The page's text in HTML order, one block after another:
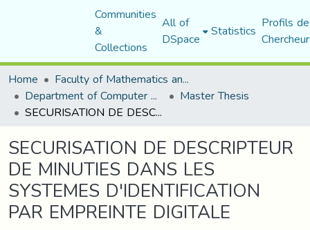
Communities
&
Collections
All of
DSpace Statistics Profils
Home
Faculty of Mathematics and Computer Science
Department of Computer Science Master Thesis
SECURISATION DE DESCRIPTEUR DE MINUTIES DANS LES SYSTEMES D'IDENTIFICATION PAR EMPREINTE DIGITALE
SECURISATION DE DESCRIPTEUR
DE MINUTIES DANS LES
SYSTEMES D'IDENTIFICATION
PAR EMPREINTE DIGITALE